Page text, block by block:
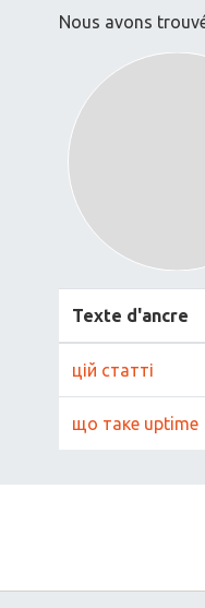
Nous avons
Texte d'ancre
цій статті
що таке uptime